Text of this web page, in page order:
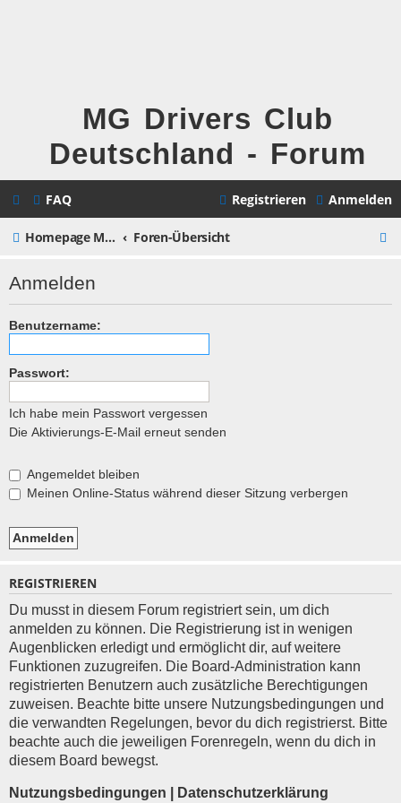
MG Drivers Club
Deutschland - Forum
FAQ Anmelden
Registrieren
Homepage MG Drivers Club Deutschland Foren-Übersicht
Anmelden
Benutzername:
Passwort:
Ich habe mein Passwort vergessen
Die Aktivierungs-E-Mail erneut senden
Angemeldet bleiben
Meinen Online-Status während dieser Sitzung verbergen
REGISTRIEREN
Du musst in diesem Forum registriert sein, um dich
anmelden zu können. Die Registrierung ist in wenigen
Augenblicken erledigt und ermöglicht dir, auf weitere
Funktionen zuzugreifen. Die Board-Administration kann
registrierten Benutzern auch zusätzliche Berechtigungen
zuweisen. Beachte bitte unsere Nutzungsbedingungen und
die verwandten Regelungen, bevor du dich registrierst. Bitte
beachte auch die jeweiligen Forenregeln, wenn du dich in
diesem Board bewegst.
Nutzungsbedingungen Datenschutzerklärung